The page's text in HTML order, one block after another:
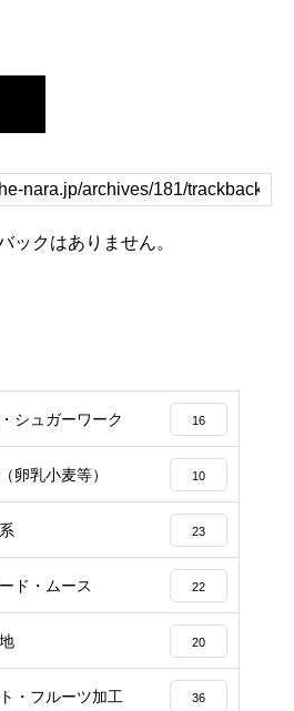
ックはありません。
シュガーワーク 16
卵乳小麦等） 10
23
ド・ムース 22
20
・フルーツ加工 36